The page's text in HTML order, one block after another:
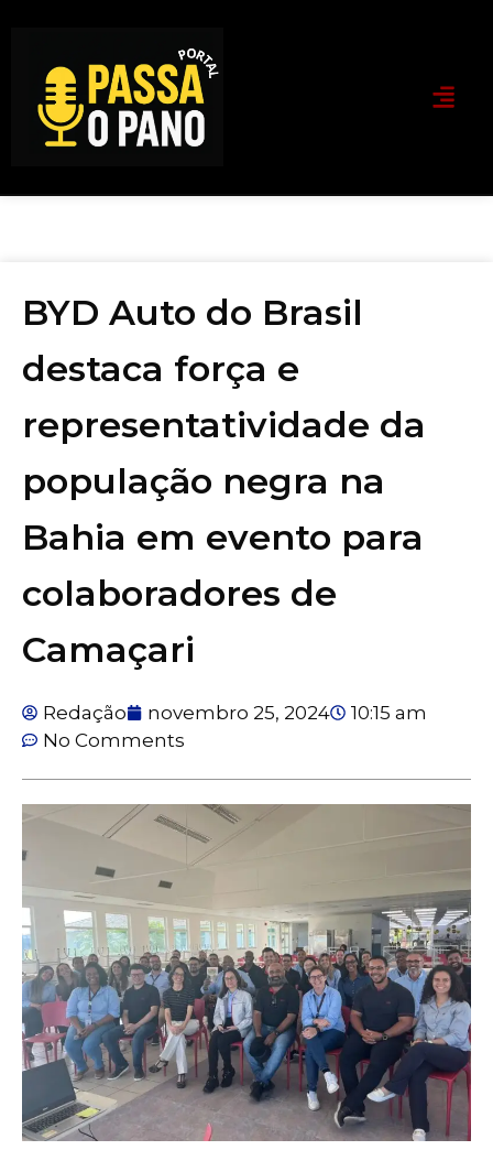
BYD Auto do Brasil
destaca força e
representatividade da
população negra na
Bahia em evento para
colaboradores de
Camaçari
Redação novembro 25, 2024
10:15 am
No Comments